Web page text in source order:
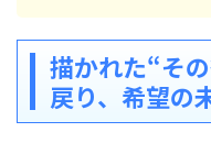
描かれた“そ
戻り、希望の